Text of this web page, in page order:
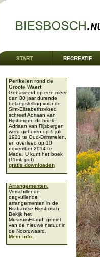
START RECREATIE
Perikelen rond de
Groote Waert
Gebaseerd op een meer
dan 80 jaar durende
belangstelling voor de
Sint-Elisabethsvloed
schreef Adriaan van
Rijsbergen dit boek.
Adriaan van Rijsbergen
werd geboren op 9 juli
1921 te Oud-Drimmelen,
en overleed op 10
november 2014 te
Made. U kunt het boek
(11mb pdf)
gratis downloaden
Arrangementen.
Verschillende
dagvullende
arrangementen in de
Brabantse Biesbosch,
Bekijk het
MuseumEiland, geniet
van de nieuwe natuur in
de Noordwaard.
Meer info..